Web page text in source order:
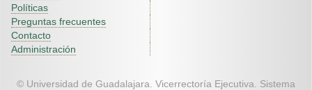
Políticas
Preguntas frecuentes
Contacto
Administración
© Universidad de Guadalajara. Vicerrectoría Ejecutiva. Sistema